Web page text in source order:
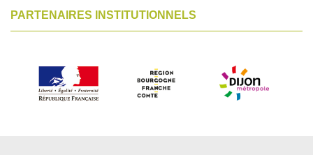
PARTENAIRES INSTITUTIONNELS